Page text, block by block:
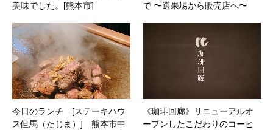
美味でした。[熊本市]
で 〜選果場から販売店へ〜
今日のランチ [ステーキハウ
ス但馬（たじま）] 熊本市中
《珈琲回廊》リニューアルオ
ープンしたこだわりのコーヒ